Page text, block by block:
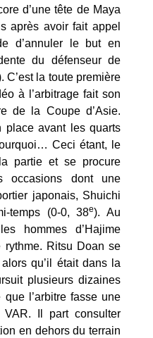
d’une tête de Maya
après avoir fait appel
d’annuler le but en
du défenseur de
C’est la toute première
à l’arbitrage fait son
de la Coupe d’Asie.
place avant les quarts
Ceci étant, le
partie et se procure
occasions dont une
japonais, Shuichi
temps (0-0, 38e). Au
hommes d’Hajime
rythme. Ritsu Doan se
qu’il était dans la
plusieurs dizaines
l’arbitre fasse une
Il part consulter
en dehors du terrain